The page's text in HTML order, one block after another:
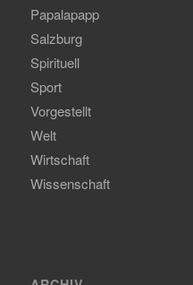
Papalapapp
Salzburg
Spirituell
Sport
Vorgestellt
Welt
Wirtschaft
Wissenschaft